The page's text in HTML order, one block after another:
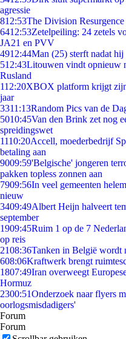
agressie
812:53The Division
6412:53Zetelpeiling: 24 zetels
JA21 en PVV
4912:44Man (25) sterft nadat
512:43Litouwen vindt opnieuw
Rusland
112:20XBOX platform krijgt
jaar
3311:13Random Pics van de
5010:45Van den Brink zet nog
spreidingswet
1110:20Accell, moederbedrijf
betaling aan
9009:59'Belgische' jongeren
pakken topless zonnen aan
7909:56In veel gemeenten
nieuw
3409:49Albert Heijn halveert
september
1909:45Ruim 1 op de 7
op reis
2108:36Tanken in België wordt
608:06Kraftwerk brengt
1807:49Iran overweegt
Hormuz
2300:51Onderzoek naar flyers
oorlogsmisdadigers'
Forum
Forum